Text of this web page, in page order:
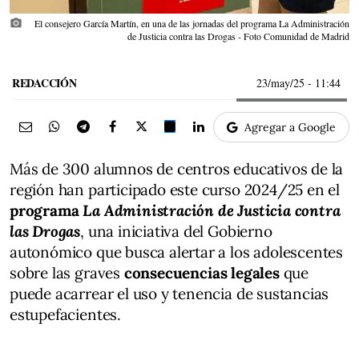
photo_camera
El consejero García Martín, en una de las jornadas del programa La Administración
de Justicia contra las Drogas - Foto Comunidad de Madrid
REDACCIÓN 23/may/25 - 11:44
Agregar a Google
Más de 300 alumnos de centros educativos de la
región han participado este curso 2024/25 en el
programa La Administración de Justicia contra
las Drogas, una iniciativa del Gobierno
autonómico que busca alertar a los adolescentes
sobre las graves consecuencias legales que
puede acarrear el uso y tenencia de sustancias
estupefacientes.